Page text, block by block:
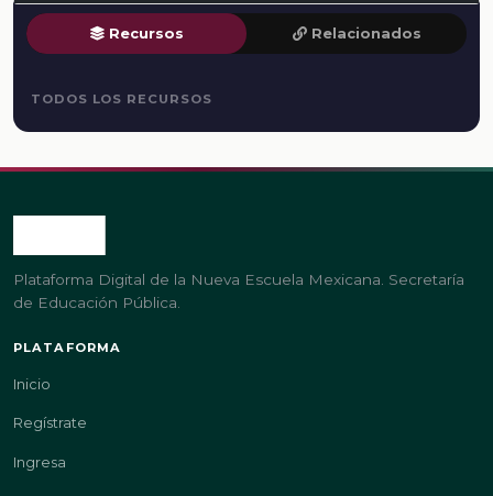
Recursos Relacionados
TODOS LOS RECURSOS
Plataforma Digital de la Nueva Escuela Mexicana. Secretaría
de Educación Pública.
PLATAFORMA
Inicio
Regístrate
Ingresa